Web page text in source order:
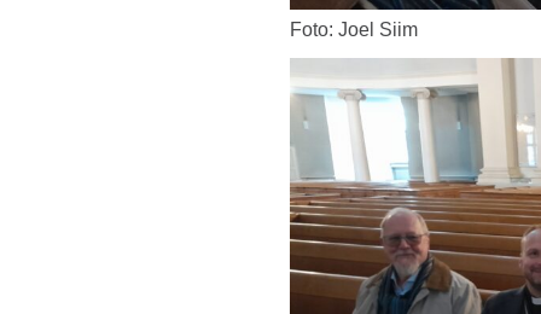
Foto: Joel Siim